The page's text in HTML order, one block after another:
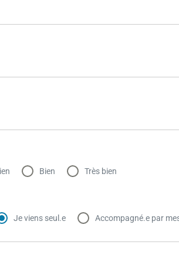
Bien Très bien
Je viens seul.e Accompagné.e par